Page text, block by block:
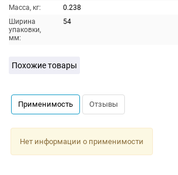
Масса, кг:
0.238
Ширина
упаковки,
мм:
54
Похожие товары
Применимость Отзывы
Нет информации о применимости